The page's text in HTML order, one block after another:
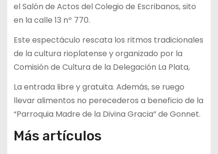
el Salón de Actos del Colegio de Escribanos, sito
en la calle 13 nº 770.
Este espectáculo rescata los ritmos tradicionales
de la cultura rioplatense y organizado por la
Comisión de Cultura de la Delegación La Plata,
La entrada libre y gratuita. Además, se ruego
llevar alimentos no perecederos a beneficio de la
“Parroquia Madre de la Divina Gracia” de Gonnet.
Más artículos